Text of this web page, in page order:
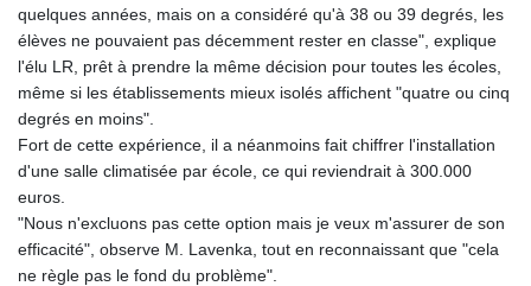
quelques années, mais on a considéré qu'à 38 ou 39 degrés, les
élèves ne pouvaient pas décemment rester en classe", explique
l'élu LR, prêt à prendre la même décision pour toutes les écoles,
même si les établissements mieux isolés affichent "quatre ou cinq
degrés en moins".
Fort de cette expérience, il a néanmoins fait chiffrer l'installation
d'une salle climatisée par école, ce qui reviendrait à 300.000
euros.
"Nous n'excluons pas cette option mais je veux m'assurer de son
efficacité", observe M. Lavenka, tout en reconnaissant que "cela
ne règle pas le fond du problème".